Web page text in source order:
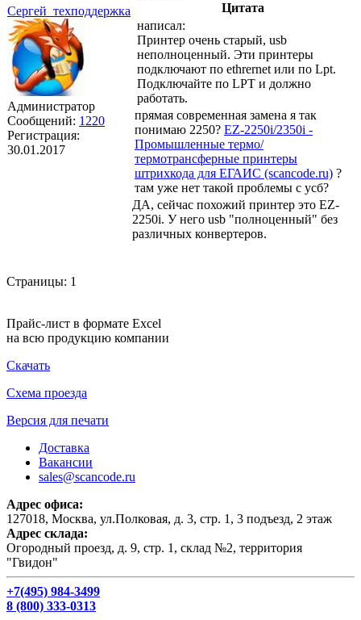
Сергей_техподдержка
Администратор
Сообщений: 1220
Регистрация:
30.01.2017
Цитата
написал:
Принтер очень старый, usb
неполноценный. Эти принтеры
подключают по ethrernet или по Lpt.
Подключайте по LPT и должно
работать.
прямая современная замена я так
понимаю 2250? EZ-2250i/2350i -
Промышленные термо/
термотрансферные принтеры
штрихкода для ЕГАИС (scancode.ru) ?
там уже нет такой проблемы с усб?
ДА, сейчас похожий принтер это EZ-
2250i. У него usb "полноценный" без
различных конвертеров.
Страницы: 1
Прайс-лист в формате Excel
на всю продукцию компании
Скачать
Схема проезда
Версия для печати
Доставка
Вакансии
sales@scancode.ru
Адрес офиса:
127018, Москва, ул.Полковая, д. 3, стр. 1, 3 подъезд, 2 этаж
Адрес склада:
Огородный проезд, д. 9, стр. 1, склад №2, территория
"Гвидон"
+7(495) 984-3499
8 (800) 333-0313